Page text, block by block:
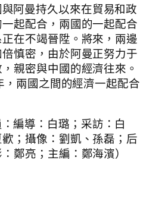
阿曼持久以來在貿易和政
起配合，兩國的一起配合
在不竭晉陞。將來，兩邊
慎密，由於阿曼正努力于
親密與中國的經濟往來。
，兩國之間的經濟一起配合
：編導：白璐；采訪：白
；攝像：劉凱、孫磊；后
鄭亮；主編：鄭海濱）